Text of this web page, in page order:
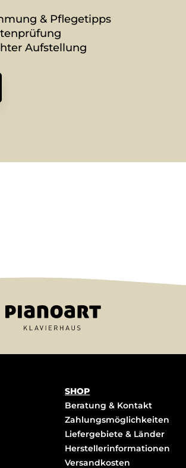
& Pflegetipps
Aufstellung
SHOP
Beratung & Kontakt
Zahlungsmöglichkeiten
Liefergebiete & Länder
Herstellerinformationen
Versandkosten